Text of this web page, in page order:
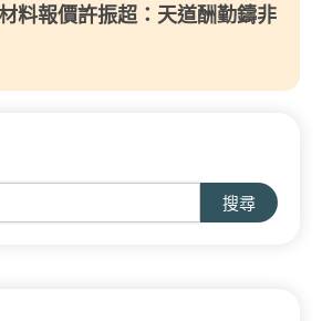
料報價許振超：天道酬勤鑄非
搜尋